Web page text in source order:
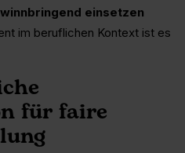
einsetzen
im beruflichen Kontext ist es
für faire